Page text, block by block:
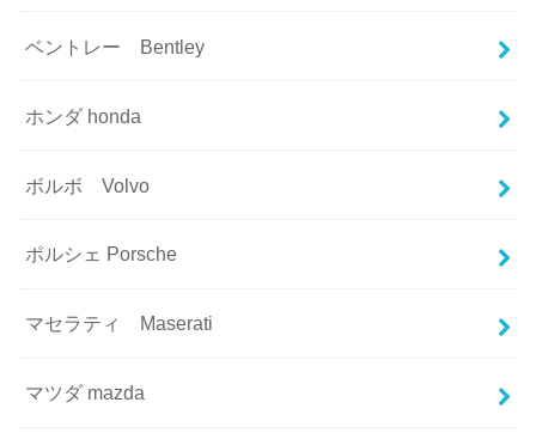
ベントレー Bentley
ホンダ honda
ボルボ Volvo
ポルシェ Porsche
マセラティ Maserati
マツダ mazda